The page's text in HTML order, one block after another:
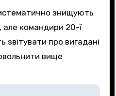
знищують
але командири 20-ї
про вигадані
вище